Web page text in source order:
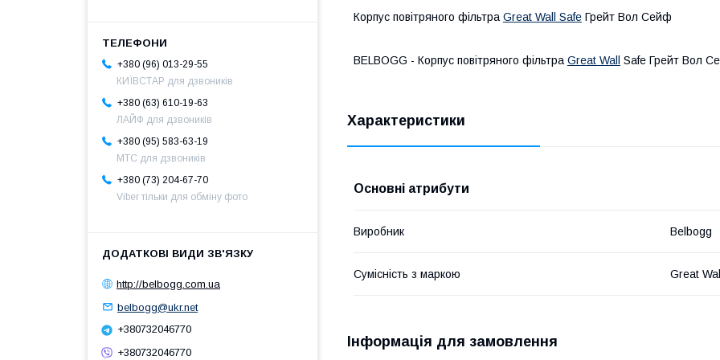
Корпус повітряного фільтра Great Wall Safe Грейт Вол Сейф
BELBOGG - Корпус повітряного фільтра Great Wall Safe Грейт Вол
Характеристики
Основні атрибути
Виробник Belbogg
Сумісність з маркою Great Wall
Інформація для замовлення
+380 (96) 013-29-55
КИЇВСТАР для дзвоників
+380 (63) 610-19-63
ЛАЙФ для дзвоників
+380 (95) 583-63-19
МТС для дзвоників
+380 (73) 204-67-70
Viber тільки для обміну фото
http://belbogg.com.ua
belbogg@ukr.net
+380732046770
+380732046770